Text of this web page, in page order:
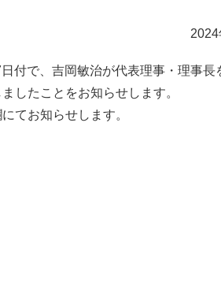
2024
付で、吉岡敏治が代表理事・理事長
したことをお知らせします。
にてお知らせします。